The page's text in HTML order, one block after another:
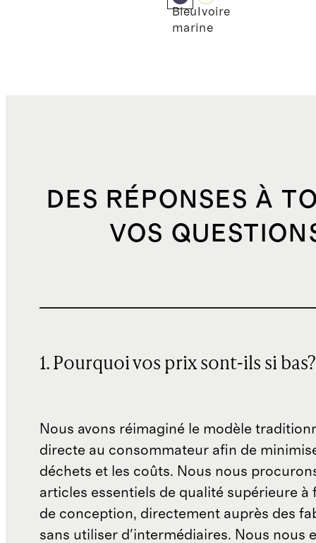
Bleu
marine
Ivoire
DES RÉPONSES À
VOS
1. Pourquoi vos prix sont-ils si bas?
Nous avons réimaginé le modèle
directe au consommateur afin de
déchets et les coûts. Nous nous
articles essentiels de qualité supérieure à
de conception, directement auprès des
sans utiliser d'intermédiaires. Nous nous